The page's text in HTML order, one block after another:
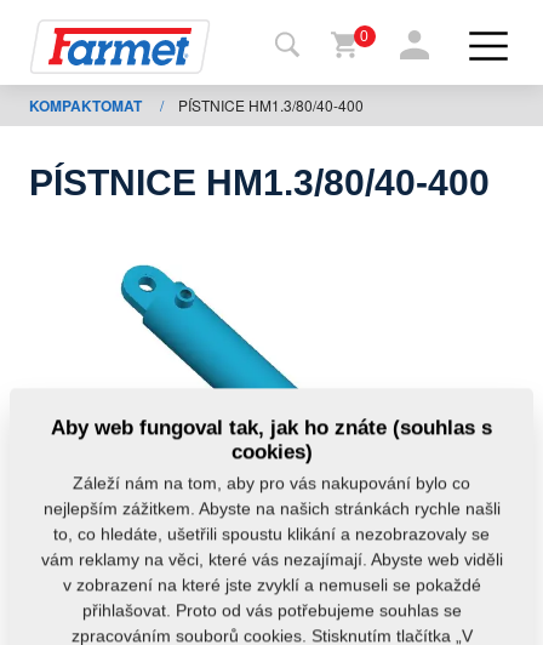
Zpět
na
stažení
0
KOMPAKTOMAT / PÍSTNICE HM1.3/80/40-400
PÍSTNICE HM1.3/80/40-400
Aby web fungoval tak, jak ho znáte (souhlas s
cookies)
Záleží nám na tom, aby pro vás nakupování bylo co
nejlepším zážitkem. Abyste na našich stránkách rychle našli
to, co hledáte, ušetřili spoustu klikání a nezobrazovaly se
vám reklamy na věci, které vás nezajímají. Abyste web viděli
v zobrazení na které jste zvyklí a nemuseli se pokaždé
přihlašovat. Proto od vás potřebujeme souhlas se
zpracováním souborů cookies. Stisknutím tlačítka „V